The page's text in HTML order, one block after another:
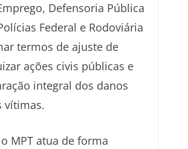
Defensoria Pública
Federal e Rodoviária
termos de ajuste de
ações civis públicas e
integral dos danos
vítimas.
MPT atua de forma